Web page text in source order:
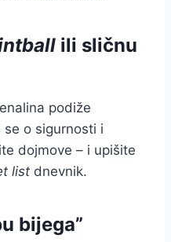
ili sličnu
podiže
se o sigurnosti i
dojmove – i upišite
list dnevnik.
bijega”